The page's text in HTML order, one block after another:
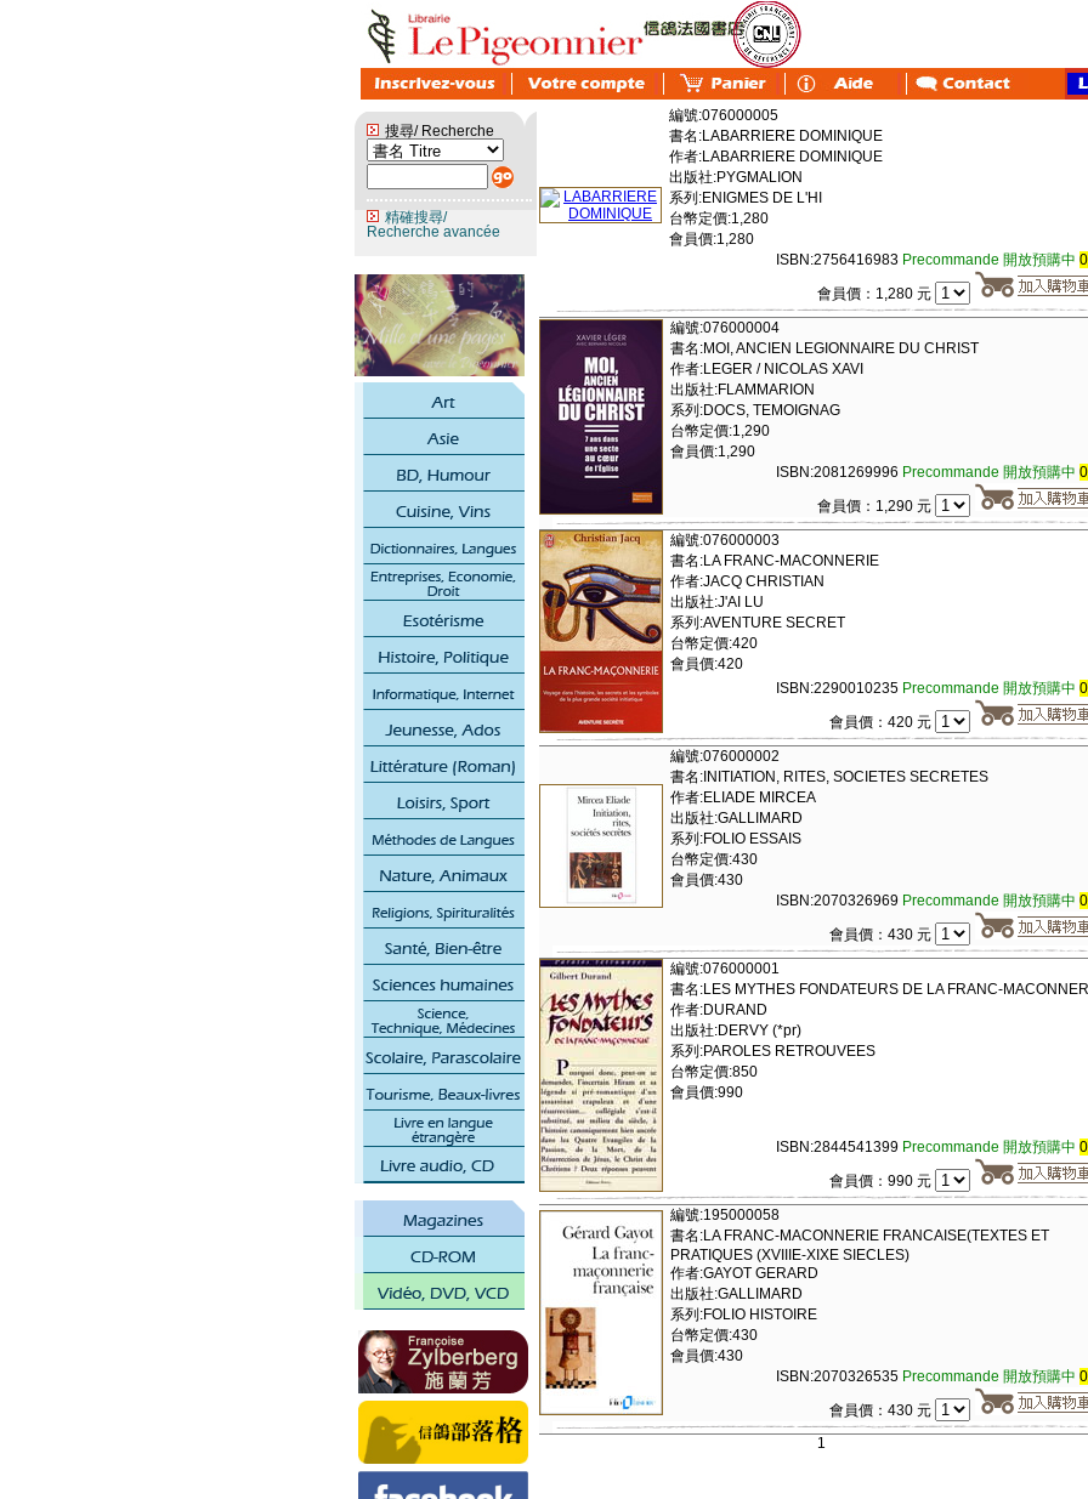
搜尋/ Recherche
精確搜尋/
Recherche avancée
編號:076000005
書名:LABARRIERE DOMINIQUE
作者:LABARRIERE DOMINIQUE
出版社:PYGMALION
系列:ENIGMES DE L'HI
台幣定價:1,280
會員價:1,280
ISBN:2756416983 Precommande 開放預購中
會員價：1,280 元
編號:076000004
書名:MOI, ANCIEN LEGIONNAIRE DU CHRIST
作者:LEGER / NICOLAS XAVI
出版社:FLAMMARION
系列:DOCS, TEMOIGNAG
台幣定價:1,290
會員價:1,290
ISBN:2081269996 Precommande 開放預購中
會員價：1,290 元
編號:076000003
書名:LA FRANC-MACONNERIE
作者:JACQ CHRISTIAN
出版社:J'AI LU
系列:AVENTURE SECRET
台幣定價:420
會員價:420
ISBN:2290010235 Precommande 開放預購中
會員價：420 元
編號:076000002
書名:INITIATION, RITES, SOCIETES SECRETES
作者:ELIADE MIRCEA
出版社:GALLIMARD
系列:FOLIO ESSAIS
台幣定價:430
會員價:430
ISBN:2070326969 Precommande 開放預購中
會員價：430 元
編號:076000001
書名:LES MYTHES FONDATEURS DE LA FRANC-
作者:DURAND
出版社:DERVY (*pr)
系列:PAROLES RETROUVEES
台幣定價:850
會員價:990
ISBN:2844541399 Precommande 開放預購中
會員價：990 元
編號:195000058
書名:LA FRANC-MACONNERIE FRANCAISE(TEXTES ET
PRATIQUES (XVIIIE-XIXE SIECLES)
作者:GAYOT GERARD
出版社:GALLIMARD
系列:FOLIO HISTOIRE
台幣定價:430
會員價:430
ISBN:2070326535 Precommande 開放預購中
會員價：430 元
1